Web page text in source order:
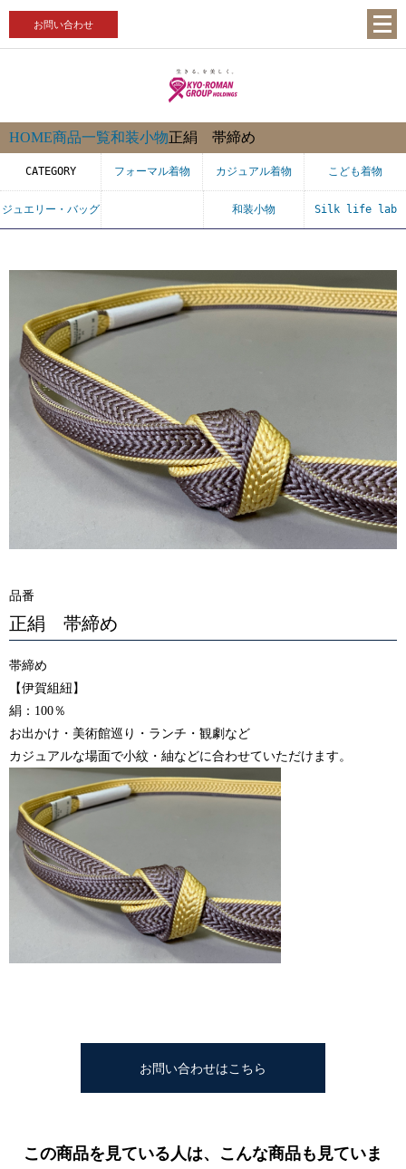
お問い合わせ
HOME商品一覧和装小物正絹 帯締め
CATEGORY フォーマル着物 カジュアル着物 こども着物
ジュエリー・バッグ 和装小物 Silk life lab
品番
正絹 帯締め
帯締め
【伊賀組紐】
絹：100％
お出かけ・美術館巡り・ランチ・観劇など
カジュアルな場面で小紋・紬などに合わせていただけます。
お問い合わせはこちら
この商品を見ている人は、こんな商品も見ていま